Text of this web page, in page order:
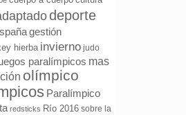
deporte
gestión
hierba invierno judo
paralímpicos mas
olímpico
Paralímpico
redsticks Río 2016 sobre la